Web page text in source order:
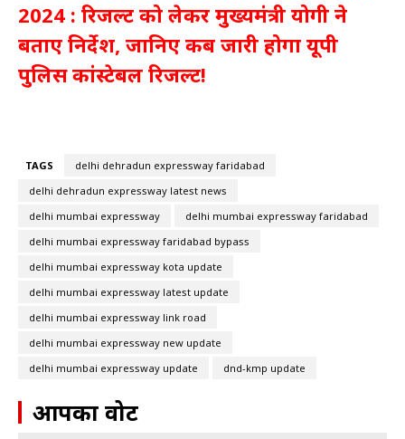
2024 : रिजल्ट को लेकर मुख्यमंत्री योगी ने
बताए निर्देश, जानिए कब जारी होगा यूपी
पुलिस कांस्टेबल रिजल्ट!
TAGS
delhi dehradun expressway faridabad
delhi dehradun expressway latest news
delhi mumbai expressway
delhi mumbai expressway faridabad
delhi mumbai expressway faridabad bypass
delhi mumbai expressway kota update
delhi mumbai expressway latest update
delhi mumbai expressway link road
delhi mumbai expressway new update
delhi mumbai expressway update
dnd-kmp update
आपका वोट